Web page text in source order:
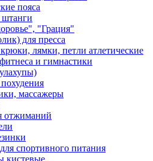
пояса
штанги
"Грация"
для пресса
лямки, петли атлетические
и гимнастики
массажеры
отжиманий
спортивного питания
кистевые